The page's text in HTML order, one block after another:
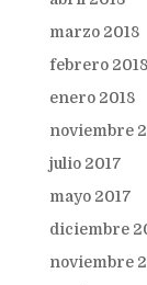
marzo 2018
febrero 2018
enero 2018
noviembre
julio 2017
mayo 2017
diciembre
noviembre